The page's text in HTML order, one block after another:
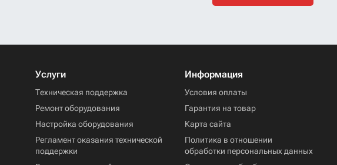
Услуги
Техническая поддержка
Ремонт оборудования
Настройка оборудования
Регламент оказания технической
поддержки
Информация
Условия оплаты
Гарантия на товар
Карта сайта
Политика в отношении
обработки персональных данных